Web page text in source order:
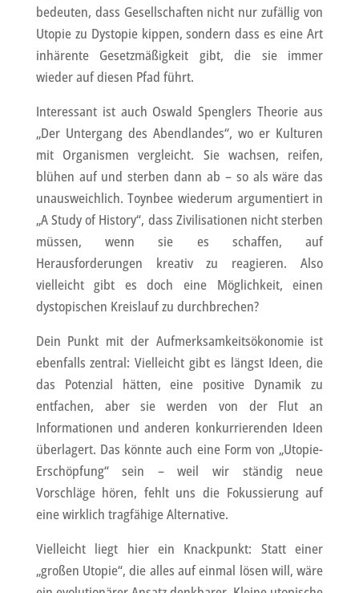
bedeuten, dass Gesellschaften nicht nur zufällig von
Utopie zu Dystopie kippen, sondern dass es eine Art
inhärente Gesetzmäßigkeit gibt, die sie immer
wieder auf diesen Pfad führt.
Interessant ist auch Oswald Spenglers Theorie aus
„Der Untergang des Abendlandes“, wo er Kulturen
mit Organismen vergleicht. Sie wachsen, reifen,
blühen auf und sterben dann ab – so als wäre das
unausweichlich. Toynbee wiederum argumentiert in
„A Study of History“, dass Zivilisationen nicht sterben
müssen, wenn sie es schaffen, auf
Herausforderungen kreativ zu reagieren. Also
vielleicht gibt es doch eine Möglichkeit, einen
dystopischen Kreislauf zu durchbrechen?
Dein Punkt mit der Aufmerksamkeitsökonomie ist
ebenfalls zentral: Vielleicht gibt es längst Ideen, die
das Potenzial hätten, eine positive Dynamik zu
entfachen, aber sie werden von der Flut an
Informationen und anderen konkurrierenden Ideen
überlagert. Das könnte auch eine Form von „Utopie-
Erschöpfung“ sein – weil wir ständig neue
Vorschläge hören, fehlt uns die Fokussierung auf
eine wirklich tragfähige Alternative.
Vielleicht liegt hier ein Knackpunkt: Statt einer
„großen Utopie“, die alles auf einmal lösen will, wäre